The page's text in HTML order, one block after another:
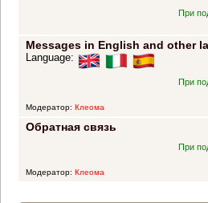
При
Messages in English and other
Language:
При
Модератор: Клеома
Обратная связь
При
Модератор: Клеома